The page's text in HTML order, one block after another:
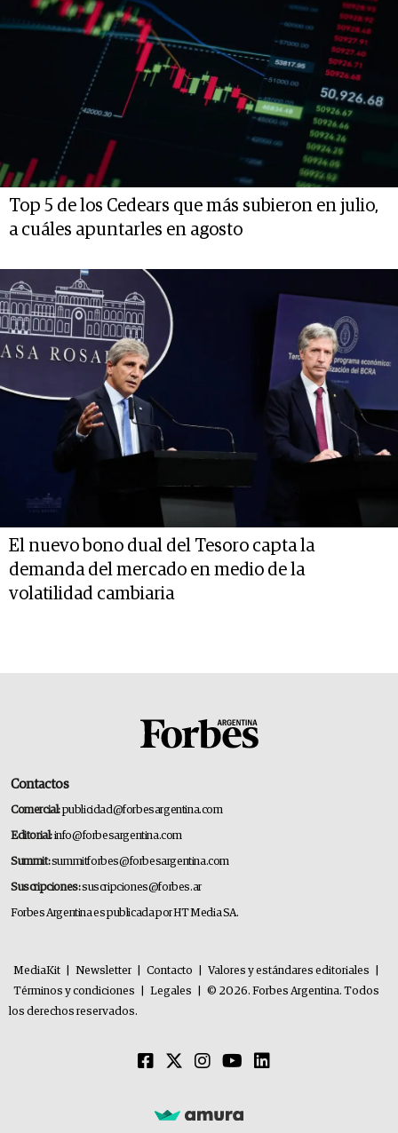
Top 5 de los Cedears que más subieron en julio,
a cuáles apuntarles en agosto
El nuevo bono dual del Tesoro capta la
demanda del mercado en medio de la
volatilidad cambiaria
Contactos
Comercial:publicidad@forbesargentina.com
Editorial:info@forbesargentina.com
Summit:summitforbes@forbesargentina.com
Suscripciones:suscripciones@forbes.ar
Forbes Argentina es publicada por HT Media SA.
MediaKit Newsletter Contacto Valores y estándares editoriales
Términos y condiciones
Legales
© 2026. Forbes Argentina. Todos
los derechos reservados.